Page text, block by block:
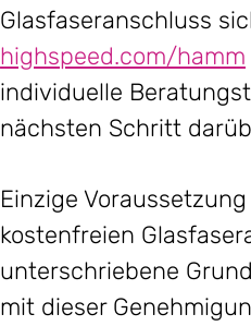
Glasfaseranschluss
highspeed.com/hamm
individuelle
nächsten Schritt
Einzige
kostenfreien
unterschriebene
mit dieser